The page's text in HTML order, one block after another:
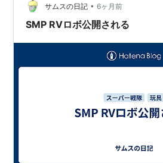
サムスの日記 • 6ヶ月前
SMP RVロボ公開される